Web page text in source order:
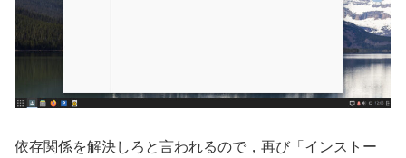
依存関係を解決しろと言われるので，再び「インストー